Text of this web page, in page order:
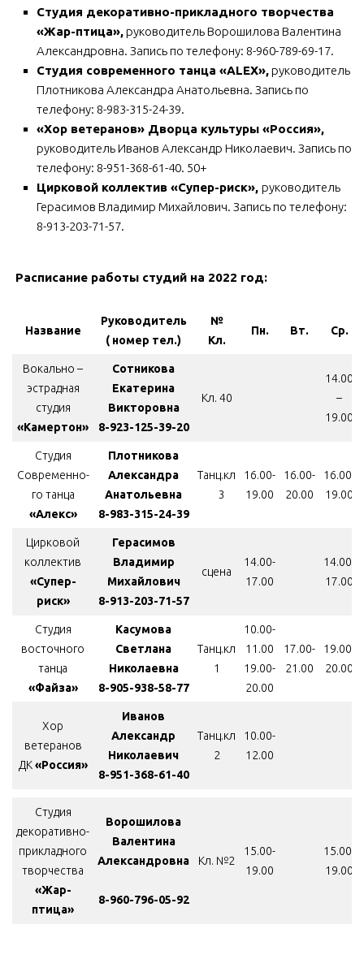
Студия декоративно-прикладного творчества
«Жар-птица»,руководитель Ворошилова Валентина
Александровна. Запись по телефону: 8-960-789-69-17.
Студия современного танца «ALEX»,руководитель
Плотникова Александра Анатольевна. Запись по
телефону: 8-983-315-24-39.
«Хор ветеранов» Дворца культуры «Россия»,
руководитель Иванов Александр Николаевич. Запись по
телефону: 8-951-368-61-40. 50+
Цирковой коллектив «Супер-риск», руководитель
Герасимов Владимир Михайлович. Запись по телефону:
8-913-203-71-57.
Расписание работы студий на 2022 год:
Название
Руководитель
( номер тел.)
№
Кл.
Пн. Вт. Ср.
Вокально –
эстрадная
студия
«Камертон»
Сотникова
Екатерина
Викторовна
8-923-125-39-20
Кл. 40
14.00
–
19.00
Студия
Современно-
го танца
«Алекс»
Плотникова
Александра
Анатольевна
8-983-315-24-39
Танц.кл
3
16.00-
19.00
16.00-
20.00
16.00-
19.00
Цирковой
коллектив
«Супер-
риск»
Герасимов
Владимир
Михайлович
8-913-203-71-57
сцена
14.00-
17.00
14.00-
17.00
Студия
восточного
танца
«Файза»
Касумова
Светлана
Николаевна
8-905-938-58-77
Танц.кл
1
10.00-
11.00
19.00-
20.00
17.00-
21.00
19.00-
20.00
Хор
ветеранов
ДК«Россия»
Иванов
Александр
Николаевич
8-951-368-61-40
Танц.кл
2
10.00-
12.00
Студия
декоративно-
прикладного
творчества
«Жар-
птица»
Ворошилова
Валентина
Александровна
8-960-796-05-92
Кл. №2
15.00-
19.00
15.00-
19.00